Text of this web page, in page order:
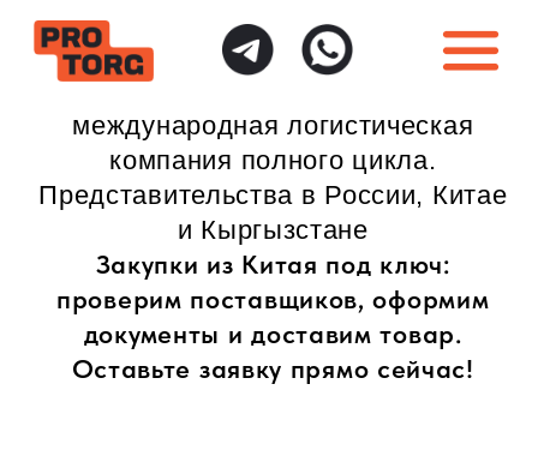
Представительства в России, Китае
и Кыргызстане
Закупки из Китая под ключ:
проверим поставщиков, оформим
документы и доставим товар.
Оставьте заявку прямо сейчас!
ОСТАВИТЬ ЗАЯВКУ